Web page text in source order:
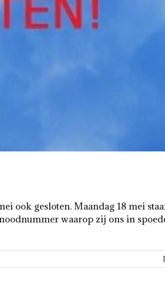
ook gesloten. Maandag 18 mei
waarop zij ons in